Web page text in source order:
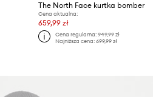
The North Face kurtka bomber
Cena aktualna:
659,99 zł
Cena regularna: 949,99 zł
Najniższa cena: 699,99 zł